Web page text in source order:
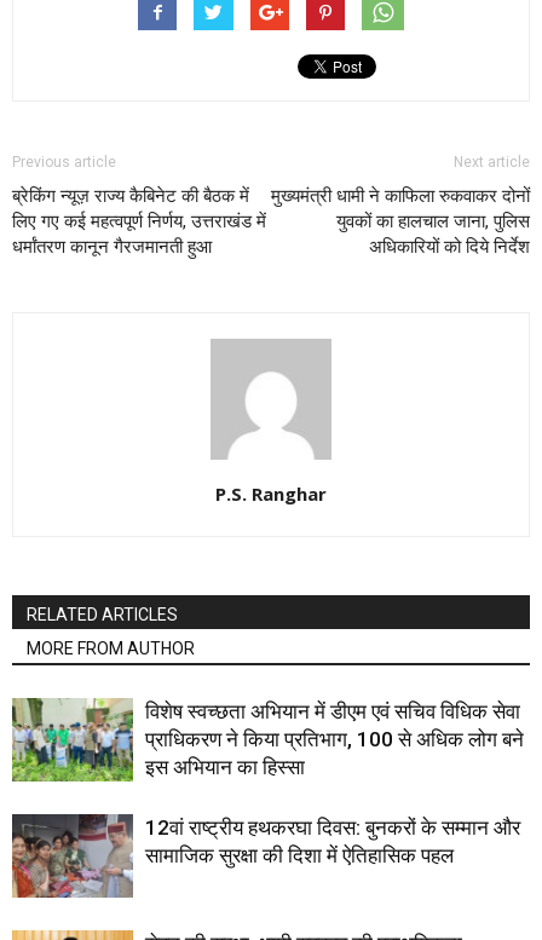
Previous article
ब्रेकिंग न्यूज़ राज्य कैबिनेट की बैठक में
लिए गए कई महत्वपूर्ण निर्णय, उत्तराखंड में
धर्मांतरण कानून गैरजमानती हुआ
Next article
मुख्यमंत्री धामी ने काफिला रुकवाकर दोनों
युवकों का हालचाल जाना, पुलिस
अधिकारियों को दिये निर्देश
P.S. Ranghar
RELATED ARTICLES
MORE FROM AUTHOR
विशेष स्वच्छता अभियान में डीएम एवं सचिव विधिक सेवा
प्राधिकरण ने किया प्रतिभाग, 100 से अधिक लोग बने
इस अभियान का हिस्सा
12वां राष्ट्रीय हथकरघा दिवस: बुनकरों के सम्मान और
सामाजिक सुरक्षा की दिशा में ऐतिहासिक पहल